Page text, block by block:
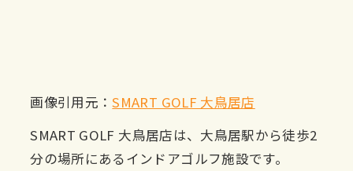
画像引用元：SMART GOLF 大鳥居店
SMART GOLF 大鳥居店は、大鳥居駅から徒歩2
分の場所にあるインドアゴルフ施設です。